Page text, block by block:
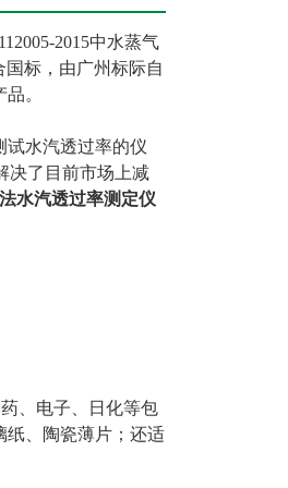
2015中水蒸气
标，由广州标际自
。
试水汽透过率的仪
决了目前市场上减
水汽透过率测定仪
、电子、日化等包
纸、陶瓷薄片；还适